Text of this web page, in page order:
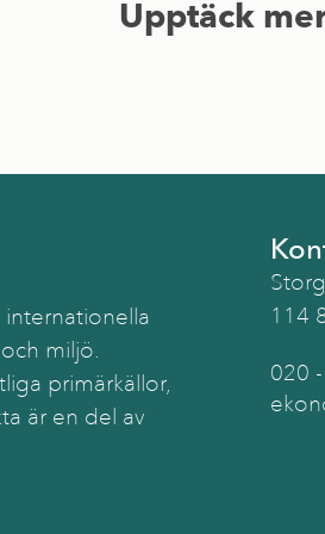
Upptäck
miljö.
primärkällor,
är en del av
114
020